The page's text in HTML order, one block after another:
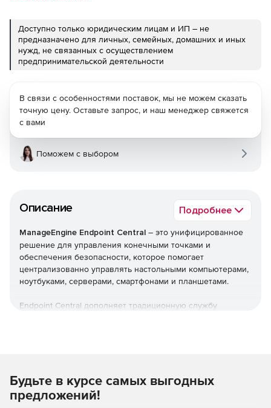
Доступно только юридическим лицам и ИП – не
предназначено для личных, семейных, домашних и иных
нужд, не связанных с осуществлением
предпринимательской деятельности
Описание Подробнее
ManageEngine Endpoint Central – это унифицированное
решение для управления конечными точками и
обеспечения безопасности, которое помогает
централизованно управлять настольными компьютерами,
ноутбуками, серверами, смартфонами и планшетами.
Endpoint Central дополняет традиционную службу
образов и развертывание ОС. Кроме того,решение
позволяет управлять активами и лицензиями на ПО,
отслеживать статистику использования ПО, управлять
В связи с особенностями поставок, мы не можем сказать
точную цену. Оставьте запрос, и наш менеджер свяжется
с вами
Поможем с выбором
Будьте в курсе самых выгодных
предложений!